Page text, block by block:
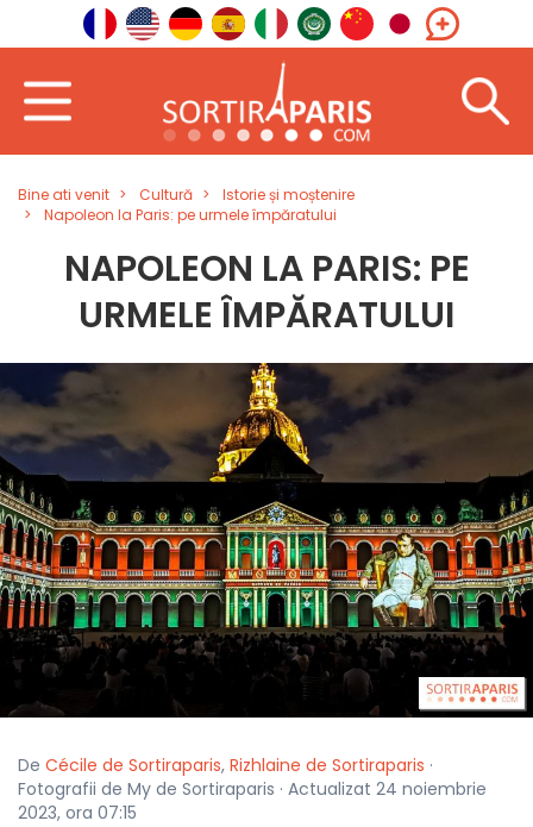
Bine ati venit Cultură
Istorie și moștenire
Napoleon la Paris: pe urmele împăratului
NAPOLEON LA PARIS: PE
URMELE ÎMPĂRATULUI
De Cécile de Sortiraparis, Rizhlaine de Sortiraparis ·
Fotografii de My de Sortiraparis · Actualizat 24 noiembrie
2023, ora 07:15